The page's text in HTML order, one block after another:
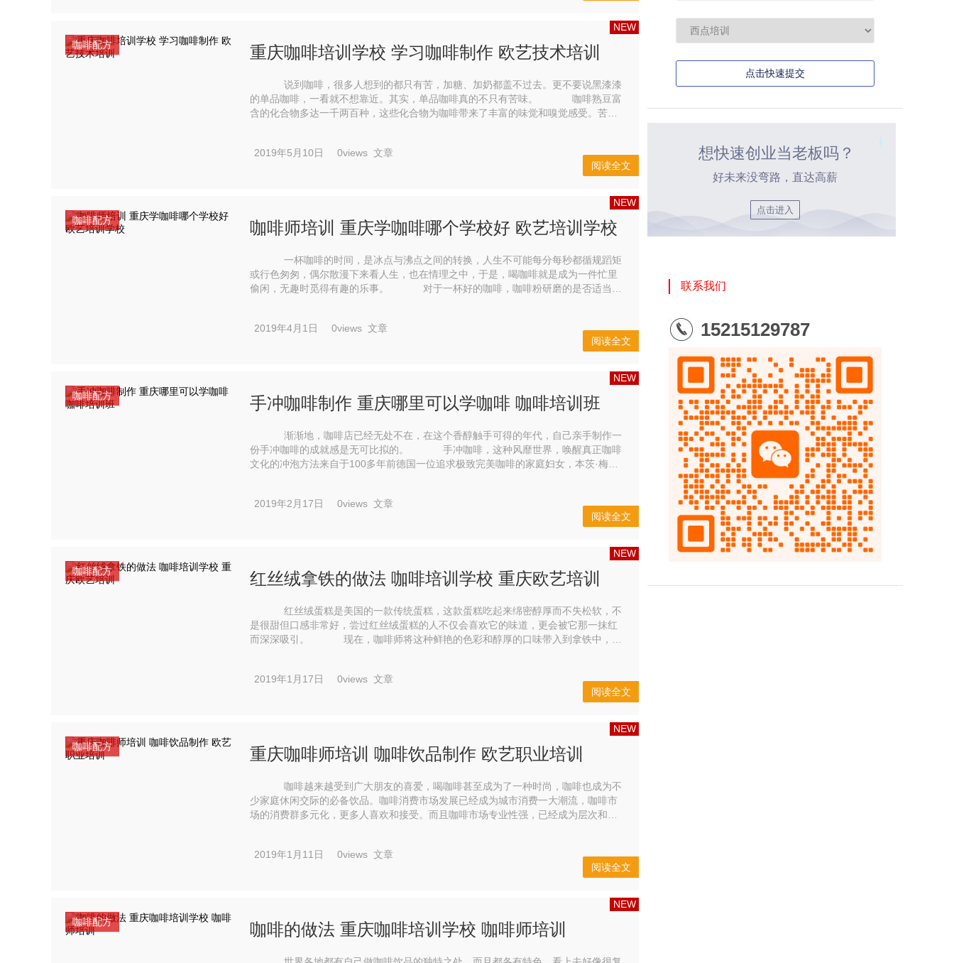
重庆咖啡培训学校 学习咖啡制作 欧艺技术培训
说到咖啡，很多人想到的都只有苦，加糖、加奶都盖不过去。更不要说黑漆漆
的单品咖啡，一看就不想靠近。其实，单品咖啡真的不只有苦味。 咖啡熟豆富
含的化合物多达一千两百种，这些化合物为咖啡带来了丰富的味觉和嗅觉感受。苦
2019年5月10日 0views 文章
咖啡配方
NEW
阅读全文
咖啡师培训 重庆学咖啡哪个学校好 欧艺培训学校
一杯咖啡的时间，是冰点与沸点之间的转换，人生不可能每分每秒都循规蹈矩
或行色匆匆，偶尔散漫下来看人生，也在情理之中，于是，喝咖啡就是成为一件忙里
偷闲，无趣时觅得有趣的乐事。 对于一杯好的咖啡，咖啡粉研磨的是否适当非
2019年4月1日 0views 文章
咖啡配方
NEW
阅读全文
手冲咖啡制作 重庆哪里可以学咖啡 咖啡培训班
渐渐地，咖啡店已经无处不在，在这个香醇触手可得的年代，自己亲手制作一
份手冲咖啡的成就感是无可比拟的。 手冲咖啡，这种风靡世界，唤醒真正咖啡
文化的冲泡方法来自于100多年前德国一位追求极致完美咖啡的家庭妇女，本茨·梅丽
2019年2月17日 0views 文章
咖啡配方
NEW
阅读全文
红丝绒拿铁的做法 咖啡培训学校 重庆欧艺培训
红丝绒蛋糕是美国的一款传统蛋糕，这款蛋糕吃起来绵密醇厚而不失松软，不
是很甜但口感非常好，尝过红丝绒蛋糕的人不仅会喜欢它的味道，更会被它那一抹红
而深深吸引。 现在，咖啡师将这种鲜艳的色彩和醇厚的口味带入到拿铁中，从
2019年1月17日 0views 文章
咖啡配方
NEW
阅读全文
重庆咖啡师培训 咖啡饮品制作 欧艺职业培训
咖啡越来越受到广大朋友的喜爱，喝咖啡甚至成为了一种时尚，咖啡也成为不
少家庭休闲交际的必备饮品。咖啡消费市场发展已经成为城市消费一大潮流，咖啡市
场​‌‌的消费群多元化，更多人喜欢和接受。而且咖啡市场专业性强，已经成为层次和品
2019年1月11日 0views 文章
咖啡配方
NEW
阅读全文
咖啡的做法 重庆咖啡培训学校 咖啡师培训
咖啡配方
NEW
点击快速提交
想快速创业当老板吗？
好未来没弯路，直达高薪
点击进入
联系我们
15215129787